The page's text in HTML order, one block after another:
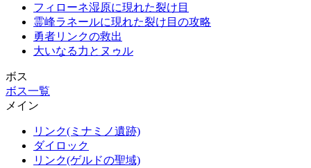
フィローネ湿原に現れた裂け目
霊峰ラネールに現れた裂け目の攻略
勇者リンクの救出
大いなる力とヌゥル
ボス
ボス一覧
メイン
リンク(ミナミノ遺跡)
ダイロック
リンク(ゲルドの聖域)